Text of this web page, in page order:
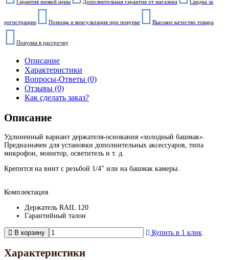
Гарантия низкой цены Дополнительная гарантия от магазина Скидка за
регистрацию Помощь и консультация при покупке Высокое качество товара
Покупка в рассрочку
Описание
Характеристики
Вопросы-Ответы (0)
Отзывы (0)
Как сделать заказ?
Описание
Удлиненный вариант держателя-основания «холодный башмак».
Предназначен для установки дополнительных аксессуаров, типа
микрофон, монитор, осветитель и т. д.
Крепится на винт с резьбой 1/4" или на башмак камеры.
Комплектация
Держатель RAIL 120
Гарантийный талон
В корзину Купить в 1 клик
Характеристики